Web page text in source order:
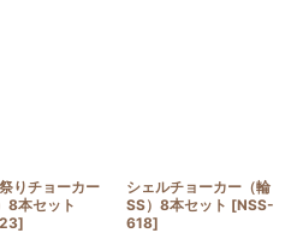
りチョーカー
8本セット
]
シェルチョーカー（輪
SS）8本セット [NSS-
618]